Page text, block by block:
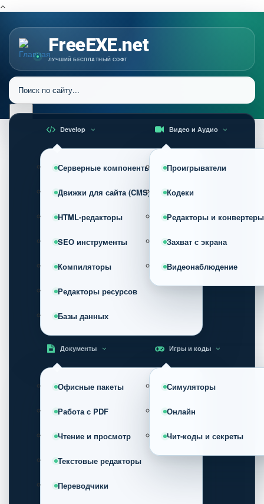
FreeEXE.net
ЛУЧШИЙ БЕСПЛАТНЫЙ СОФТ
Develop
Серверные компоненты
Движки для сайта (CMS)
HTML-редакторы
SEO инструменты
Компиляторы
Редакторы ресурсов
Базы данных
Видео и Аудио
Проигрыватели
Кодеки
Редакторы и конвертеры
Захват с экрана
Видеонаблюдение
Документы
Офисные пакеты
Работа с PDF
Чтение и просмотр
Текстовые редакторы
Переводчики
Игры и коды
Симуляторы
Онлайн
Чит-коды и секреты